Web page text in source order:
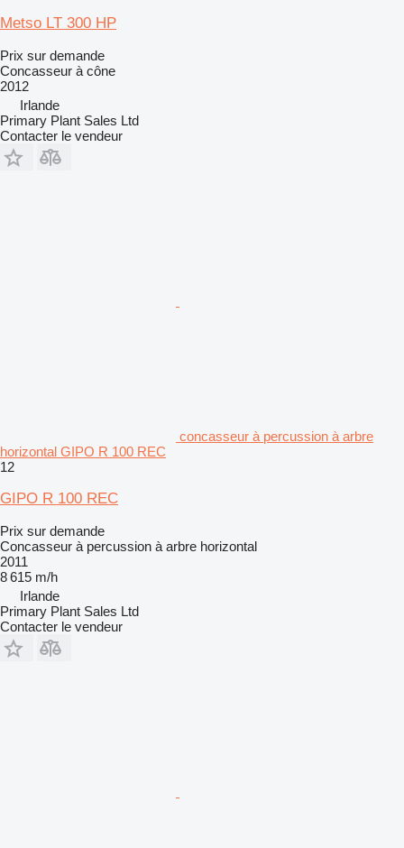
Metso LT 300 HP
Prix sur demande
Concasseur à cône
2012
Irlande
Primary Plant Sales Ltd
Contacter le vendeur
concasseur à percussion à arbre
horizontal GIPO R 100 REC
12
GIPO R 100 REC
Prix sur demande
Concasseur à percussion à arbre horizontal
2011
8 615 m/h
Irlande
Primary Plant Sales Ltd
Contacter le vendeur